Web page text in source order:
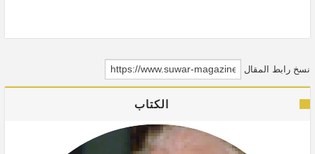
نسخ رابط المقال
الكتاب